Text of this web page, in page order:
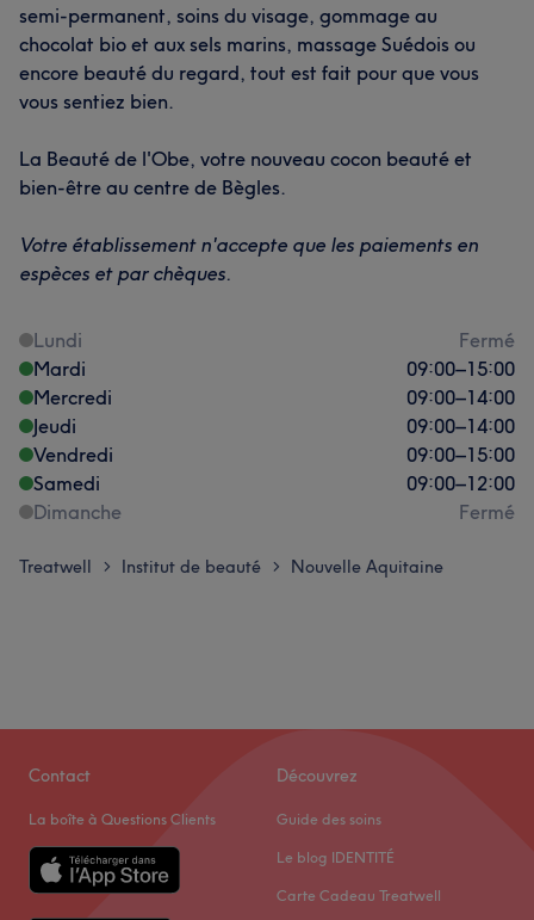
semi-permanent, soins du visage, gommage au
chocolat bio et aux sels marins, massage Suédois ou
encore beauté du regard, tout est fait pour que vous
vous sentiez bien.
La Beauté de l'Obe, votre nouveau cocon beauté et
bien-être au centre de Bègles.
Votre établissement n'accepte que les paiements en
espèces et par chèques.
Lundi
Fermé
Mardi
09:00–15:00
Mercredi
09:00–14:00
Jeudi
09:00–14:00
Vendredi
09:00–15:00
Samedi
09:00–12:00
Dimanche
Fermé
Treatwell > Institut de beauté > Nouvelle Aquitaine
Contact
La boîte à Questions Clients
Découvrez
Guide des soins
Le blog IDENTITÉ
Carte Cadeau Treatwell